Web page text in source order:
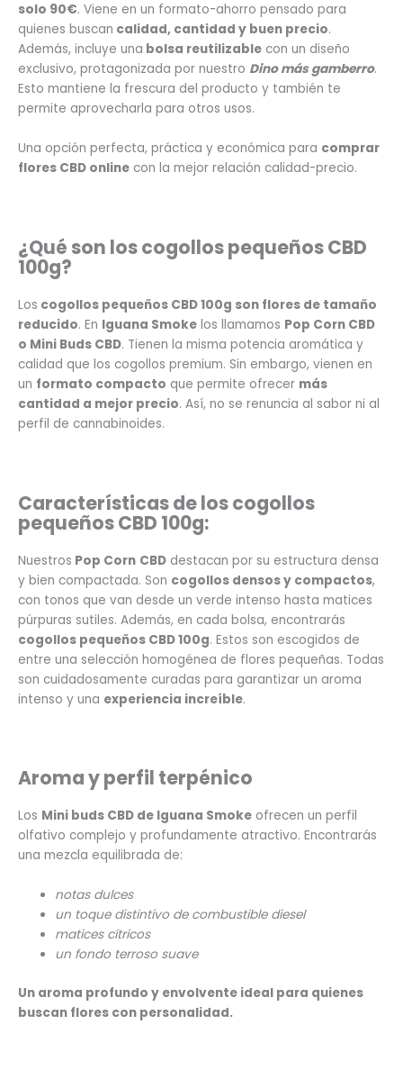
solo 90€. Viene en un formato-ahorro pensado para
quienes buscan calidad, cantidad y buen precio.
Además, incluye una bolsa reutilizable con un diseño
exclusivo, protagonizada por nuestro Dino más gamberro.
Esto mantiene la frescura del producto y también te
permite aprovecharla para otros usos.
Una opción perfecta, práctica y económica para comprar
flores CBD online con la mejor relación calidad-precio.
¿Qué son los cogollos pequeños CBD
100g?
Los cogollos pequeños CBD 100g son flores de tamaño
reducido. En Iguana Smoke los llamamos Pop Corn CBD
o Mini Buds CBD. Tienen la misma potencia aromática y
calidad que los cogollos premium. Sin embargo, vienen en
un formato compacto que permite ofrecer más
cantidad a mejor precio. Así, no se renuncia al sabor ni al
perfil de cannabinoides.
Características de los cogollos
pequeños CBD 100g:
Nuestros Pop Corn CBD destacan por su estructura densa
y bien compactada. Son cogollos densos y compactos,
con tonos que van desde un verde intenso hasta matices
púrpuras sutiles. Además, en cada bolsa, encontrarás
cogollos pequeños CBD 100g. Estos son escogidos de
entre una selección homogénea de flores pequeñas. Todas
son cuidadosamente curadas para garantizar un aroma
intenso y una experiencia increíble.
Aroma y perfil terpénico
Los Mini buds CBD de Iguana Smoke ofrecen un perfil
olfativo complejo y profundamente atractivo. Encontrarás
una mezcla equilibrada de:
notas dulces
un toque distintivo de combustible diesel
matices cítricos
un fondo terroso suave
Un aroma profundo y envolvente ideal para quienes
buscan flores con personalidad.